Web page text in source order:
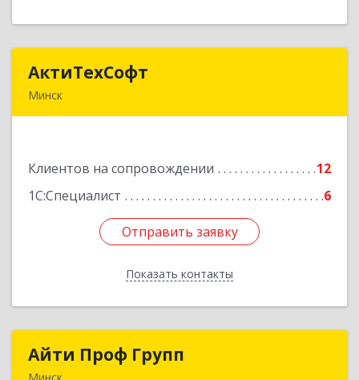
АктиТехСофт
Минск
Клиентов на сопровождении
12
1С:Специалист
6
Отправить заявку
Показать контакты
Подробнее
Отправить заявку
Назад
Айти Проф ГруппАйти Проф Групп